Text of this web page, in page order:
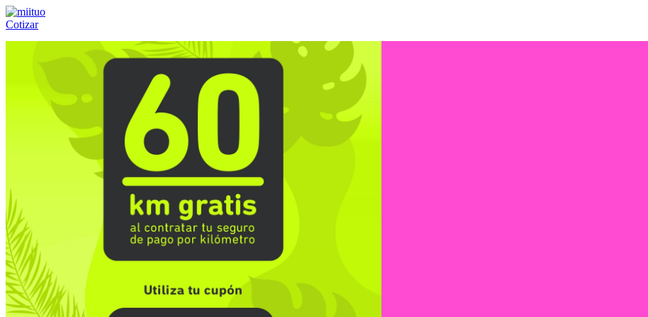
Cotizar
(55) 84-21-05-00ó800-953-00-59